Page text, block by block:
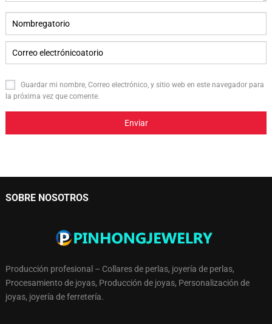
Guardar mi nombre, Correo electrónico, y sitio web en este navegador para
la próxima vez que comente.
SOBRE NOSOTROS
Producción profesional – Collares de perlas, joyería de perlas,
Procesamiento de joyas, Producción de joyas, Personalización de
joyas, joyería de ferretería.